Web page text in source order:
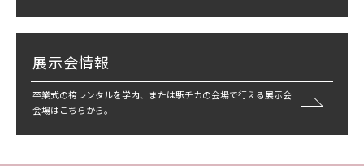
展示会情報
卒業式の袴レンタルを学内、または駅チカの会場で行える展示会
会場はこちらから。